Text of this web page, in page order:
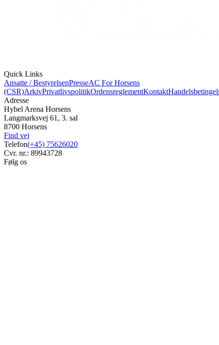
Quick Links
Ansatte / BestyrelsenPresseAC For Horsens
(CSR)ArkivPrivatlivspolitikOrdensreglementKontakt
Adresse
Hybel Arena Horsens
Langmarksvej 61, 3. sal
8700 Horsens
Find vej
Telefon(+45) 75626020
Cvr. nr.: 89943728
Følg os